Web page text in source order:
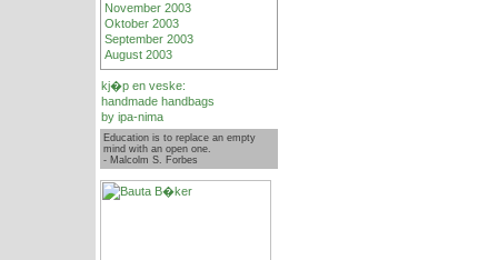
November 2003
Oktober 2003
September 2003
August 2003
kj�p en veske:
handmade handbags
by ipa-nima
Education is to replace an empty
mind with an open one.
- Malcolm S. Forbes